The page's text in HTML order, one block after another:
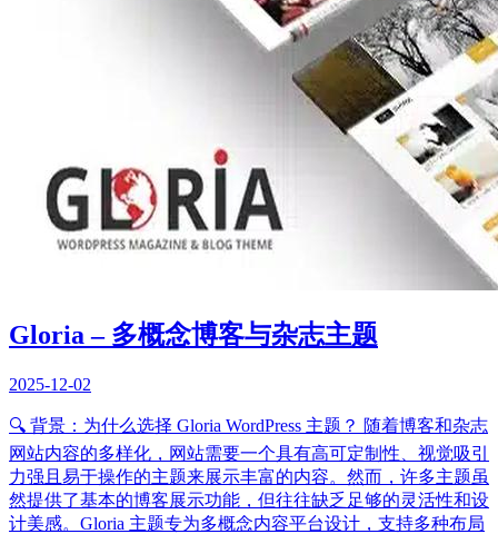
Gloria – 多概念博客与杂志主题
2025-12-02
🔍 背景：为什么选择 Gloria WordPress 主题？ 随着博客和杂志
网站内容的多样化，网站需要一个具有高可定制性、视觉吸引
力强且易于操作的主题来展示丰富的内容。然而，许多主题虽
然提供了基本的博客展示功能，但往往缺乏足够的灵活性和设
计美感。Gloria 主题专为多概念内容平台设计，支持多种布局